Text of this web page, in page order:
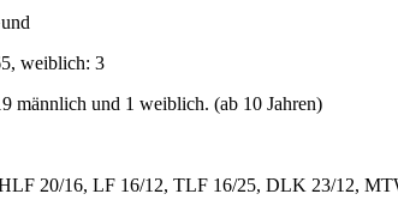
weiblich: 3
männlich und 1 weiblich. (ab 10 Jahren)
20/16, LF 16/12, TLF 16/25, DLK 23/12,